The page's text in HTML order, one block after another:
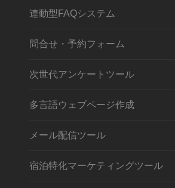
連動型FAQシステム
問合せ・予約フォーム
次世代アンケートツール
多言語ウェブページ作成
メール配信ツール
宿泊特化マーケティングツール